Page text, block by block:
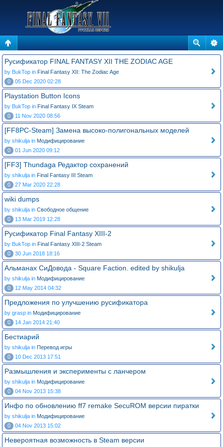
Русификатор FINAL FANTASY XII THE ZODIAC AGE
by BukTop in Final Fantasy XII: The Zodiac Age
0
05 Dec 2020 02:28
Playstation Button Icons
by BukTop in Final Fantasy IX Steam
0
11 Nov 2020 08:56
[FF8PC-Steam] Замена высоко-полигональных моделей
by shikulja in Модифицирование
0
01 Jun 2020 09:12
[FF3] Thundaga Редактор сохранений
by shikulja in Final Fantasy III Steam
0
27 Mar 2020 22:28
wiki dumps
by shikulja in Свободное общение
0
13 Mar 2019 12:28
Русификатор Final Fantasy XIII-2
by BukTop in Final Fantasy XIII-2 Steam
0
30 Jun 2018 18:16
Альманах СиДовода - Square Faction. edited by shikulja
by shikulja in Модифицирование
0
12 May 2014 04:32
Предложения по улучшению русификатора
by grasp in Модифицирование
0
14 Jan 2014 21:40
Бестиарий
by shikulja in Перевод игры
0
10 Dec 2013 17:51
Размышления и эксперименты с ланчером
by shikulja in Модифицирование
0
04 Nov 2013 15:38
Инфо по обновлению ff7 remake SecuROM версии пиратки
by shikulja in Модифицирование
0
04 Nov 2013 15:02
Невероятная возможность в Steam версии